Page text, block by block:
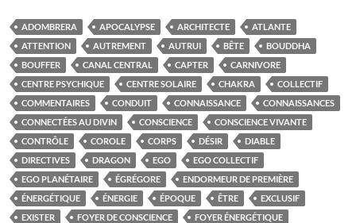
ADOMBRERA APOCALYPSE ARCHITECTE
ATLANTE
ATTENTION
AUTREMENT AUTRUI BÊTE
BOUDDHA
BOUFFER
CANAL CENTRAL CAPTER
CARNIVORE
CENTRE PSYCHIQUE
CENTRE SOLAIRE CHAKRA
COLLECTIF
COMMENTAIRES
CONDUIT CONNAISSANCE
CONNAISSANCES
CONNECTÉES AU DIVIN
CONSCIENCE
CONSCIENCE VIVANTE
CONTRÔLE
COROLE CORPS DÉSIR
DIABLE
DIRECTIVES
DRAGON EGO
EGO COLLECTIF
EGO PLANÉTAIRE
ÉGRÉGORE
ENDORMEUR DE PREMIÈRE
ÉNERGÉTIQUE
ÉNERGIE ÉPOQUE ÊTRE
EXCLUSIF
EXISTER
FOYER DE CONSCIENCE
FOYER ÉNERGÉTIQUE